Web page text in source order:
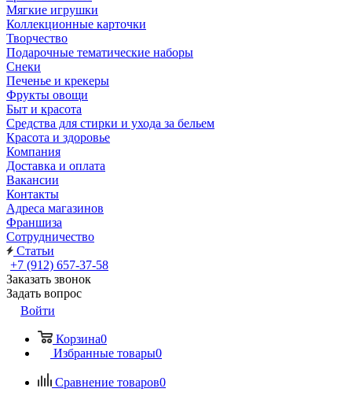
Мягкие игрушки
Коллекционные карточки
Творчество
Подарочные тематические наборы
Снеки
Печенье и крекеры
Фрукты овощи
Быт и красота
Средства для стирки и ухода за бельем
Красота и здоровье
Компания
Доставка и оплата
Вакансии
Контакты
Адреса магазинов
Франшиза
Сотрудничество
Статьи
+7 (912) 657-37-58
Заказать звонок
Задать вопрос
Войти
Корзина0
Избранные товары0
Сравнение товаров0